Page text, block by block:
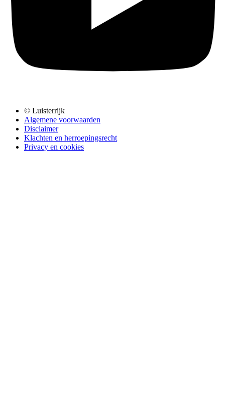
© Luisterrijk
Algemene voorwaarden
Disclaimer
Klachten en herroepingsrecht
Privacy en cookies